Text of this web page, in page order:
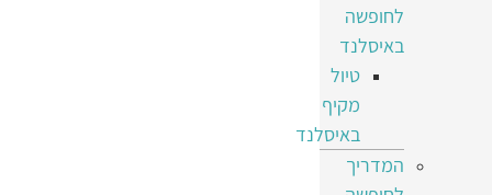
לחופשה
באיסלנד
טיול
מקיף
באיסלנד
המדריך